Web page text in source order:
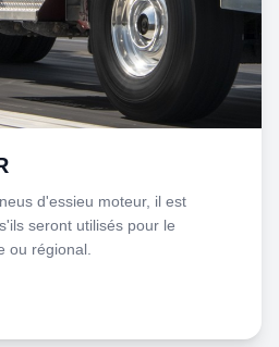
d'essieu moteur, il est
seront utilisés pour le
ou régional.